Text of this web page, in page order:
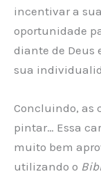
incentivar a
oportunidade
diante de Deus
sua
Concluindo, as
pintar… Essa
muito bem
utilizando o